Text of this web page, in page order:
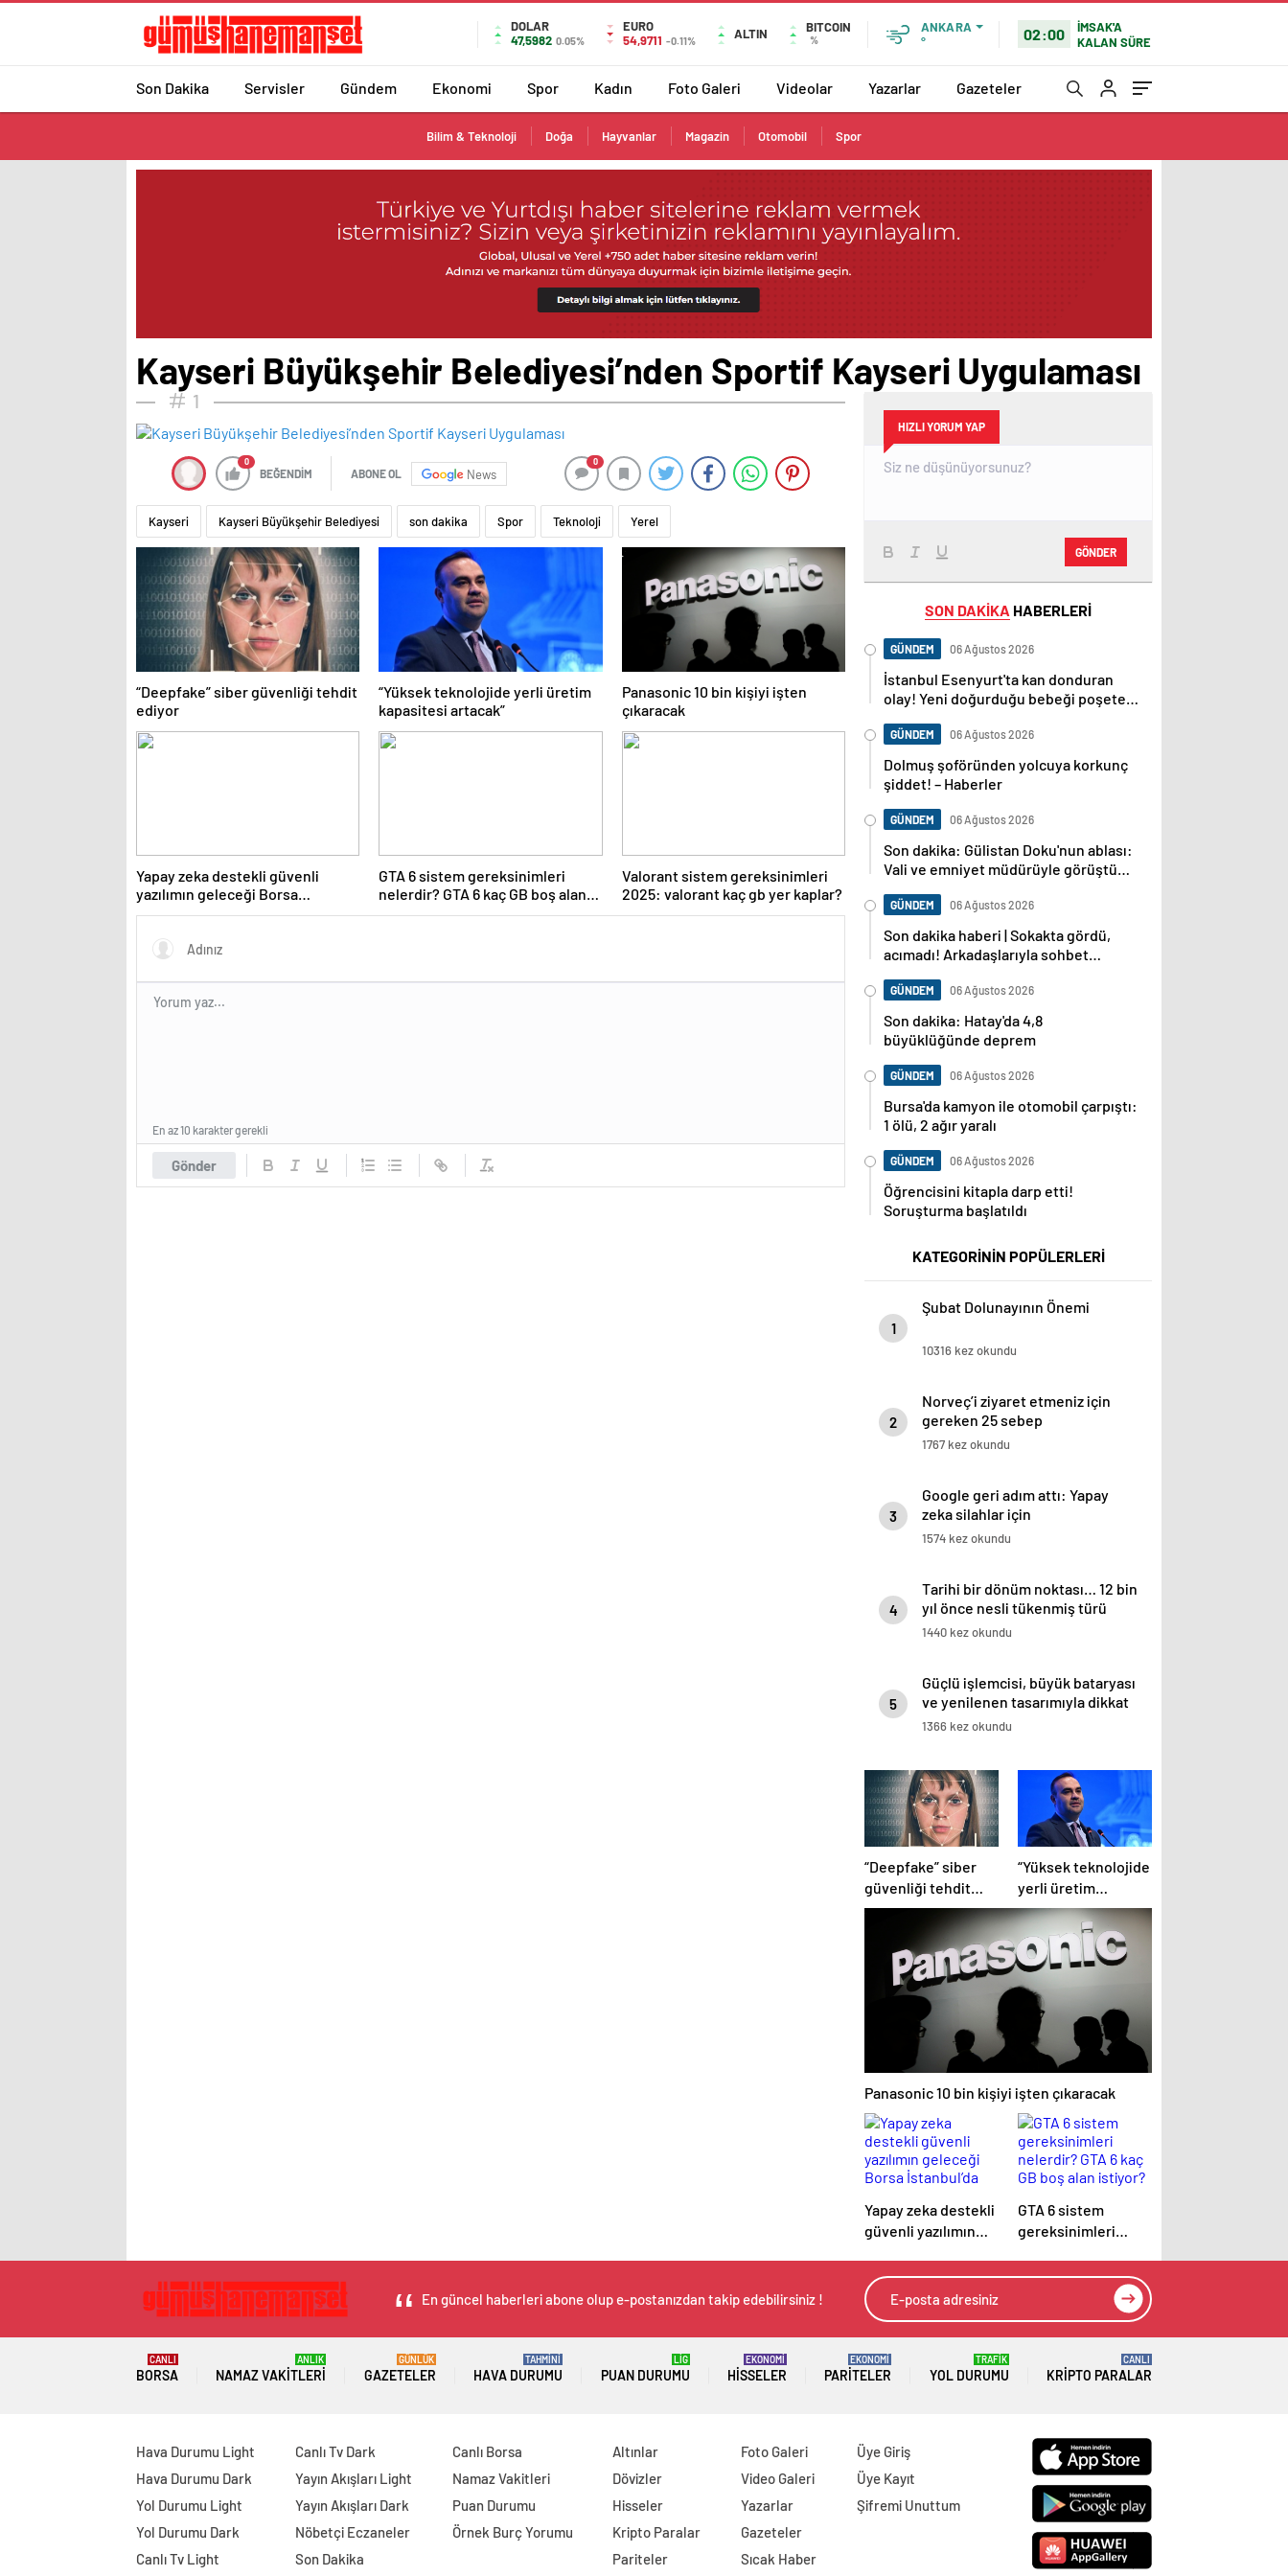
DOLAR
47,5982 0.05%
EURO
54,9711 -0.11% ALTIN BITCOIN
%
ANKARA
°
02:00
İMSAK'A
KALAN SÜRE
Son Dakika Servisler Gündem Ekonomi Spor Kadın Foto Galeri Videolar Yazarlar Gazeteler
Bilim & Teknoloji Doğa Hayvanlar Magazin Otomobil Spor
Kayseri Büyükşehir Belediyesi’nden Sportif Kayseri Uygulaması
1
0
BEĞENDİM ABONE OL News
0
Kayseri Kayseri Büyükşehir Belediyesi son dakika Spor Teknoloji Yerel
“Deepfake” siber güvenliği tehdit
ediyor
“Yüksek teknolojide yerli üretim
kapasitesi artacak”
Panasonic 10 bin kişiyi işten
çıkaracak
Yapay zeka destekli güvenli
yazılımın geleceği Borsa
İstanbul’da tartışılacak
GTA 6 sistem gereksinimleri
nelerdir? GTA 6 kaç GB boş alan
istiyor?
Valorant sistem gereksinimleri
2025: valorant kaç gb yer kaplar?
Gönder
En az 10 karakter gerekli
HIZLI YORUM YAP
GÖNDER
SON DAKİKA HABERLERİ
GÜNDEM 06 Ağustos 2026
İstanbul Esenyurt'ta kan donduran
olay! Yeni doğurduğu bebeği poşete
haberleri
GÜNDEM 06 Ağustos 2026
Dolmuş şoföründen yolcuya korkunç
şiddet! – Haberler
GÜNDEM 06 Ağustos 2026
Son dakika: Gülistan Doku'nun ablası:
Vali ve emniyet müdürüyle görüştüm,
GÜNDEM 06 Ağustos 2026
Son dakika haberi | Sokakta gördü,
acımadı! Arkadaşlarıyla sohbet
GÜNDEM 06 Ağustos 2026
Son dakika: Hatay'da 4,8
büyüklüğünde deprem
GÜNDEM 06 Ağustos 2026
Bursa'da kamyon ile otomobil çarpıştı:
1 ölü, 2 ağır yaralı
GÜNDEM 06 Ağustos 2026
Öğrencisini kitapla darp etti!
Soruşturma başlatıldı
KATEGORİNİN POPÜLERLERİ
1
Şubat Dolunayının Önemi
10316 kez okundu
2
Norveç’i ziyaret etmeniz için
gereken 25 sebep
1767 kez okundu
3
Google geri adım attı: Yapay
zeka silahlar için
kullanılabilecek
1574 kez okundu
4
Tarihi bir dönüm noktası… 12 bin
yıl önce nesli tükenmiş türü
yeniden hayata döndürdüler!
1440 kez okundu
5
Güçlü işlemcisi, büyük bataryası
ve yenilenen tasarımıyla dikkat
çekiyor
1366 kez okundu
“Deepfake” siber
güvenliği tehdit
ediyor
“Yüksek teknolojide
yerli üretim
kapasitesi artacak”
Panasonic 10 bin kişiyi işten çıkaracak
Yapay zeka destekli
güvenli yazılımın
İstanbul’da
tartışılacak
GTA 6 sistem
gereksinimleri
GB boş alan istiyor?
En güncel haberleri abone olup e-postanızdan takip edebilirsiniz !
BORSA
CANLI
NAMAZ VAKITLERI
ANLIK
GAZETELER
GÜNLÜK
HAVA DURUMU
TAHMİNİ
PUAN DURUMU
LİG
HISSELER
EKONOMİ
PARITELER
EKONOMİ
YOL DURUMU
TRAFİK
KRIPTO PARALAR
CANLI
Hava Durumu Light
Hava Durumu Dark
Yol Durumu Light
Yol Durumu Dark
Canlı Tv Light
Canlı Tv Dark
Yayın Akışları Light
Yayın Akışları Dark
Nöbetçi Eczaneler
Son Dakika
Canlı Borsa
Namaz Vakitleri
Puan Durumu
Örnek Burç Yorumu
Altınlar
Dövizler
Hisseler
Kripto Paralar
Pariteler
Foto Galeri
Video Galeri
Yazarlar
Gazeteler
Sıcak Haber
Üye Giriş
Üye Kayıt
Şifremi Unuttum